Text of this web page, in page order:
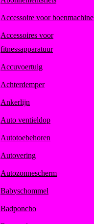
Accessoire voor boenmachine
Accessoires voor
fitnessapparatuur
Accuvoertuig
Achterdemper
Ankerlijn
Auto ventieldop
Autotoebehoren
Autovering
Autozonnescherm
Babyschommel
Badponcho